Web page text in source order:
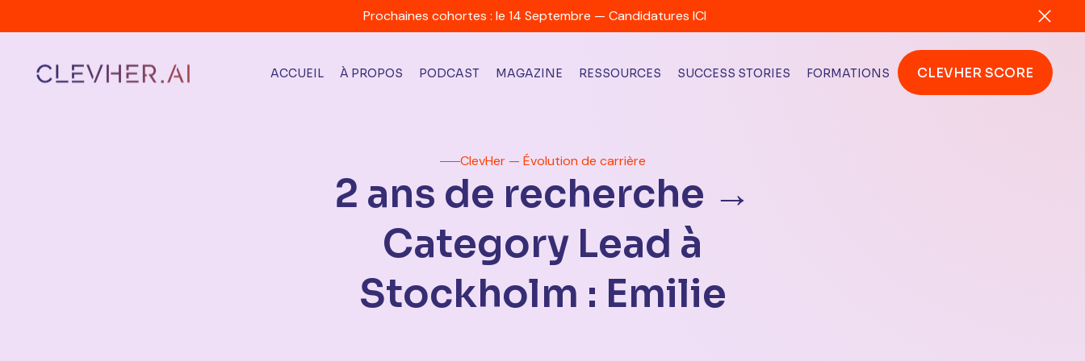
Prochaines cohortes : le 14 Septembre — Candidatures ICI
ACCUEIL À PROPOS PODCAST MAGAZINE RESSOURCES SUCCESS STORIES FORMATIONS CLEVHER SCORE
ClevHer — Évolution de carrière
2 ans de recherche →
Category Lead à
Stockholm : Emilie